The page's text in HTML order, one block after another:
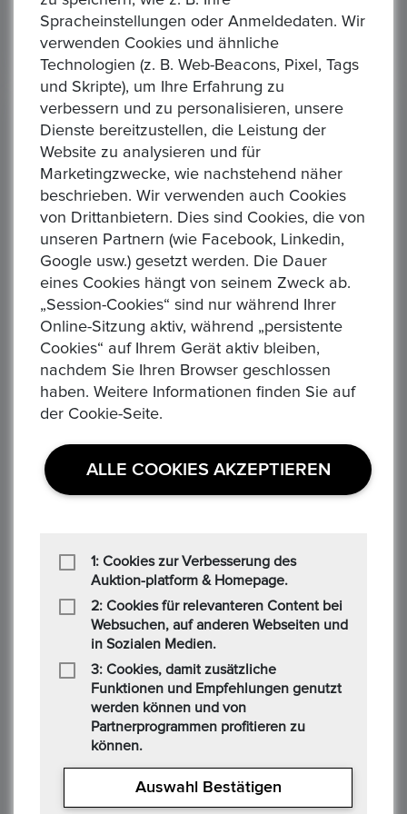
Gebotshistorie
F****k
14/07/2025 01:02 PM
Gebotsbetrag
36,50 €
E***e
14/07/2025 05:03 PM
Gebotsbetrag
35,50 €
Gebotsbetrag
30,99 €
g*****a
08/07/2025 12:20 PM
29,99 €
Spracheinstellungen oder Anmeldedaten. Wir
verwenden Cookies und ähnliche
Technologien (z. B. Web-Beacons, Pixel, Tags
und Skripte), um Ihre Erfahrung zu
verbessern und zu personalisieren, unsere
Dienste bereitzustellen, die Leistung der
Website zu analysieren und für
Marketingzwecke, wie nachstehend näher
beschrieben. Wir verwenden auch Cookies
von Drittanbietern. Dies sind Cookies, die von
unseren Partnern (wie Facebook, Linkedin,
Google usw.) gesetzt werden. Die Dauer
eines Cookies hängt von seinem Zweck ab.
„Session-Cookies“ sind nur während Ihrer
Online-Sitzung aktiv, während „persistente
Cookies“ auf Ihrem Gerät aktiv bleiben,
nachdem Sie Ihren Browser geschlossen
haben. Weitere Informationen finden Sie auf
der Cookie-Seite.
ALLE COOKIES AKZEPTIEREN
1: Cookies zur Verbesserung des
Auktion-platform & Homepage.
2: Cookies für relevanteren Content bei
Websuchen, auf anderen Webseiten und
in Sozialen Medien.
3: Cookies, damit zusätzliche
Funktionen und Empfehlungen genutzt
werden können und von
Partnerprogrammen profitieren zu
können.
Auswahl Bestätigen